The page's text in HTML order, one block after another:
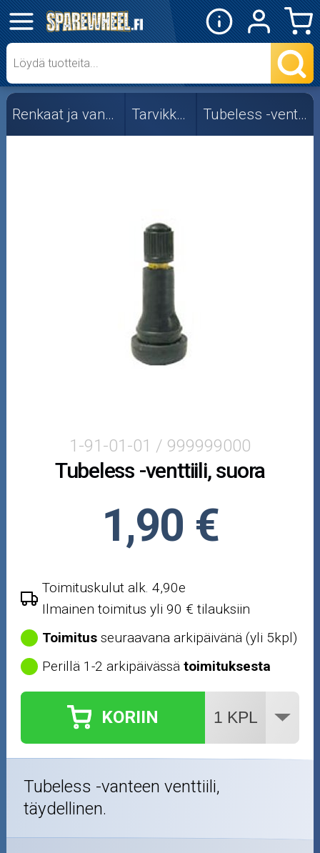
✕
Mopon osat
Skootterin osat
Crossipyörän osat
Puutarha ja metsä
Öljyt ja kemikaalit
Outlet-tuotteet
Renkaat ja vanteet Tarvikkeet Tubeless -venttiilit
1-91-01-01 / 999999000
Tubeless -venttiili, suora
1,90 €
Toimituskulut alk. 4,90e
Ilmainen toimitus yli 90 € tilauksiin
Toimitus seuraavana arkipäivänä (yli 5kpl)
Perillä 1-2 arkipäivässätoimituksesta
KORIIN
Tubeless -vanteen venttiili,
täydellinen.